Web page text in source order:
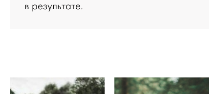
в результате.